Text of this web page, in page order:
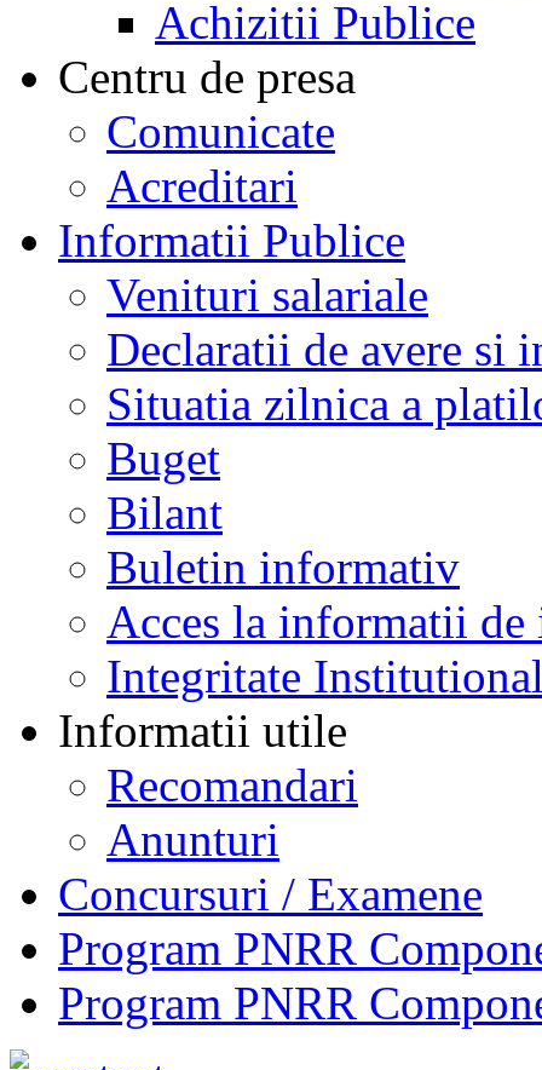
Achizitii Publice
Centru de presa
Comunicate
Acreditari
Informatii Publice
Venituri salariale
Declaratii de avere si
Situatia zilnica a
Buget
Bilant
Buletin informativ
Acces la informatii de
Integritate
Informatii utile
Recomandari
Anunturi
Concursuri / Examene
Program PNRR
Program PNRR